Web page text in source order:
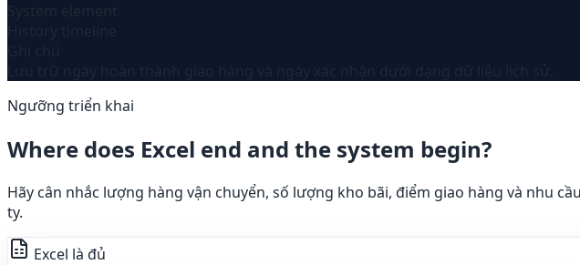
Ngưỡng triển khai
Where does Excel end and the system begin?
Hãy cân nhắc lượng hàng vận chuyển, số lượng kho bãi, điểm giao hàng và nhu
ty.
Excel là đủ